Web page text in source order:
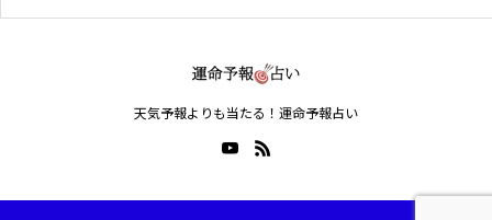
天気予報よりも当たる！運命予報占い